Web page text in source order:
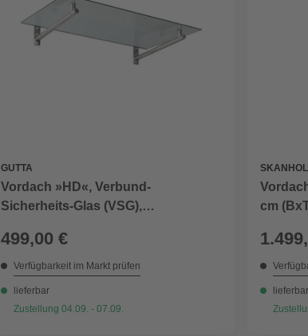
GUTTA
Vordach »HD«, Verbund-
Sicherheits-Glas (VSG),
499,00 €
Verfügbarkeit im Markt prüfen
lieferbar
Zustellung 04.09. - 07.09.
cm
lieferbar